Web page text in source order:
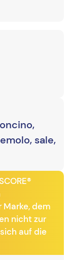
sale,
dem
nicht zur
auf die